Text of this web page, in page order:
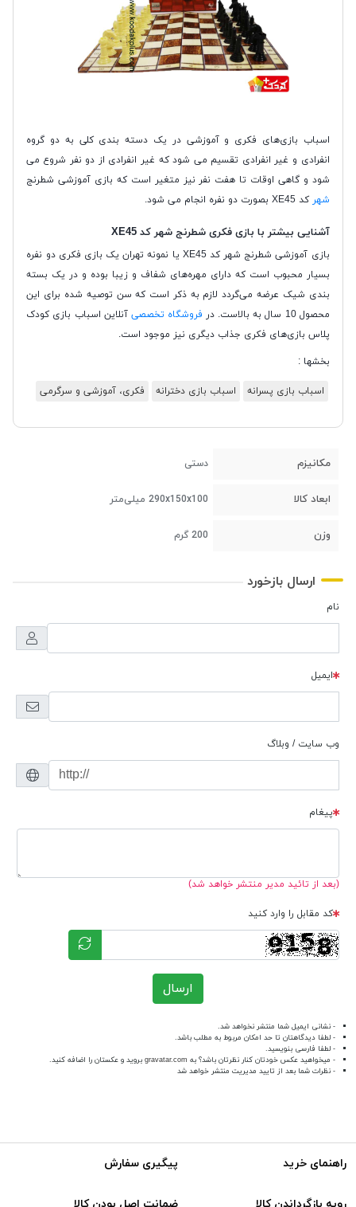
اسباب بازی‌های فکری و آموزشی در یک دسته بندی کلی به دو گروه
انفرادی و غیر انفرادی تقسیم می شود که غیر انفرادی از دو نفر شروع می
شود و گاهی اوقات تا هفت نفر نیز متغیر است که بازی آموزشی شطرنج
شهر کد XE45 بصورت دو نفره انجام می شود.
آشنایی بیشتر با بازی فکری شطرنج شهر کد XE45
بازی آموزشی شطرنج شهر کد XE45 یا نمونه تهران یک بازی فکری دو نفره
بسیار محبوب است که دارای مهره‌های شفاف و زیبا بوده و در یک بسته
بندی شیک عرضه می‌گردد لازم به ذکر است که سن توصیه شده برای این
محصول 10 سال به بالاست. در
فروشگاه تخصصی آنلاین اسباب بازی کودک
پلاس بازی‌های فکری جذاب دیگری نیز موجود است.
بخشها :
اسباب بازی پسرانه اسباب بازی دخترانه فکری، آموزشی و سرگرمی
مکانیزم دستی
ابعاد کالا 290x150x100 میلی‌متر
وزن 200 گرم
ارسال بازخورد
نام
ایمیل
وب سایت / وبلاگ
پیغام
(بعد از تائید مدیر منتشر خواهد شد)
کد مقابل را وارد کنید
ارسال
- نشانی ایمیل شما منتشر نخواهد شد.
- لطفا دیدگاهتان تا حد امکان مربوط به مطلب باشد.
- لطفا فارسی بنویسید.
- میخواهید عکس خودتان کنار نظرتان باشد؟ به gravatar.com بروید و عکستان را اضافه کنید.
- نظرات شما بعد از تایید مدیریت منتشر خواهد شد
راهنمای خرید پیگیری سفارش
رویه بازگرداندن کالا ضمانت اصل بودن کالا